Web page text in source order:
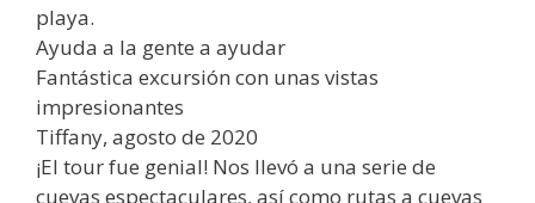
playa.
Ayuda a la gente a ayudar
Fantástica excursión con unas vistas
impresionantes
Tiffany, agosto de 2020
¡El tour fue genial! Nos llevó a una serie de
cuevas espectaculares, así como rutas a cuevas